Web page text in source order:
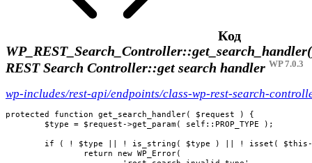
Код
REST Search Controller::get search handler WP 7.0.3
wp-includes/rest-api/endpoints/class-wp-rest-search-
protected function get_search_handler( $request ) {